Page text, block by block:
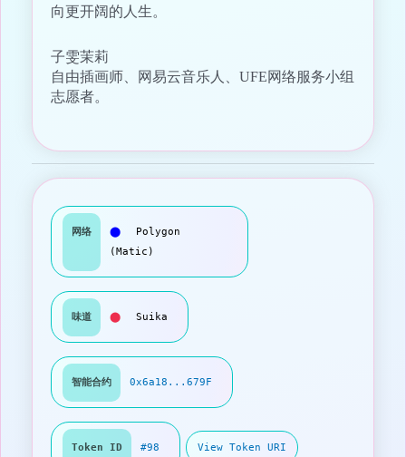
向更开阔的人生。
子雯茉莉
自由插画师、网易云音乐人、UFE网络服务小组
志愿者。
网络 ⬤
Polygon
(Matic)
味道 ⬤ Suika
智能合约 0x6a18...679F
Token ID #98 View Token URI